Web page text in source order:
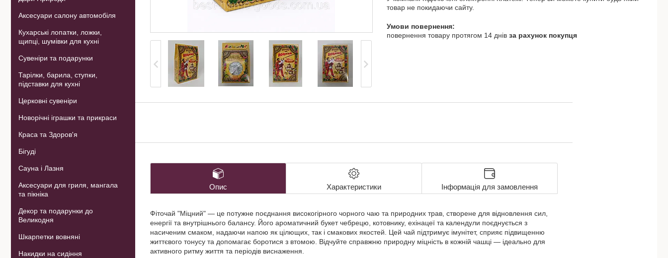
товар не покидаючи сайту.
повернення товару протягом 14 днів за рахунок покупця
Опис Характеристики Інформація для замовлення
Фіточай "Міцний" — це потужне поєднання високогірного чорного чаю та природних трав, створене для відновлення сил,
енергії та внутрішнього балансу. Його ароматичний букет чебрецю, котовнику, ехінацеї та календули поєднується з
насиченим смаком, надаючи напою як цілющих, так і смакових якостей. Цей чай підтримує імунітет, сприяє підвищенню
життєвого тонусу та допомагає боротися з втомою. Відчуйте справжню природну міцність в кожній чашці — ідеально для
активного ритму життя та періодів виснаження.
Аксесуари салону автомобіля
Кухарські лопатки, ложки,
щипці, шумівки для кухні
Сувеніри та подарунки
Тарілки, барила, ступки,
підставки для кухні
Церковні сувеніри
Новорічні іграшки та прикраси
Краса та Здоров'я
Бігуді
Сауна і Лазня
Аксесуари для гриля, мангала
та пікніка
Декор та подарунки до
Великодня
Шкарпетки вовняні
Накидки на сидіння